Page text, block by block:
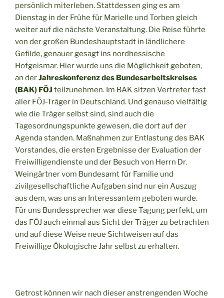
persönlich miterleben. Stattdessen ging es am
Dienstag in der Frühe für Marielle und Torben gleich
weiter auf die nächste Veranstaltung. Die Reise führte
von der großen Bundeshauptstadt in ländlichere
Gefilde, genauer gesagt ins nordhessische
Hofgeismar. Hier wurde uns die Möglichkeit geboten,
an derJahreskonferenz des Bundesarbeitskreises
(BAK) FÖJ teilzunehmen. Im BAK sitzen Vertreter fast
aller FÖJ-Träger in Deutschland. Und genauso vielfältig
wie die Träger selbst sind, sind auch die
Tagesordnungspunkte gewesen, die dort auf der
Agenda standen. Maßnahmen zur Entlastung des BAK
Vorstandes, die ersten Ergebnisse der Evaluation der
Freiwilligendienste und der Besuch von Herrn Dr.
Weingärtner vom Bundesamt für Familie und
zivilgesellschaftliche Aufgaben sind nur ein Auszug
aus dem, was uns an Interessantem geboten wurde.
Für uns Bundessprecher war diese Tagung perfekt, um
das FÖJ auch einmal aus Sicht der Träger zu betrachten
und auf diese Weise neue Sichtweisen auf das
Freiwillige Ökologische Jahr selbst zu erhalten.
Getrost können wir nach dieser anstrengenden Woche